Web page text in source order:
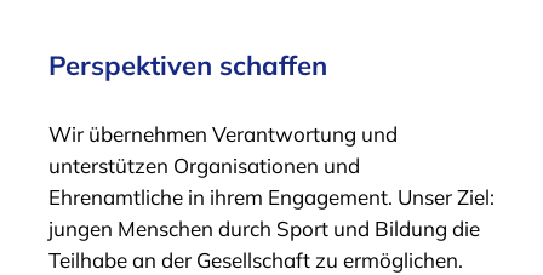
Perspektiven schaffen
Wir übernehmen Verantwortung und
unterstützen Organisationen und
Ehrenamtliche in ihrem Engagement. Unser Ziel:
jungen Menschen durch Sport und Bildung die
Teilhabe an der Gesellschaft zu ermöglichen.